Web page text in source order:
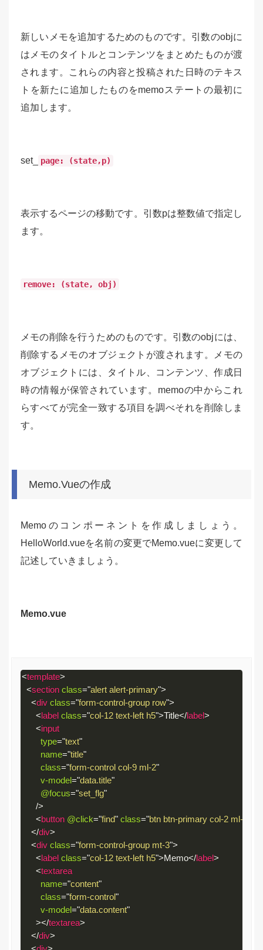
新しいメモを追加するためのものです。引数のobjに
はメモのタイトルとコンテンツをまとめたものが渡
されます。これらの内容と投稿された日時のテキス
トを新たに追加したものをmemoステートの最初に
追加します。
set_ page: (state,p)
表示するページの移動です。引数pは整数値で指定し
ます。
remove: (state, obj)
メモの削除を行うためのものです。引数のobjには、
削除するメモのオブジェクトが渡されます。メモの
オブジェクトには、タイトル、コンテンツ、作成日
時の情報が保管されています。memoの中からこれ
らすべてが完全一致する項目を調べそれを削除しま
す。
Memo.Vueの作成
Memoのコンポーネントを作成しましょう。
HelloWorld.vueを名前の変更でMemo.vueに変更して
記述していきましょう。
Memo.vue
<template>
<section class="alert alert-primary">
<div class="form-control-group row">
<label class="col-12 text-left h5">Title</label>
<input
type="text"
name="title"
class="form-control col-9 ml-2"
v-model="data.title"
@focus="set_flg"
/>
<button @click="find" class="btn btn-primary col-2 ml-2
</div>
<div class="form-control-group mt-3">
<label class="col-12 text-left h5">Memo</label>
<textarea
name="content"
class="form-control"
v-model="data.content"
></textarea>
</div>